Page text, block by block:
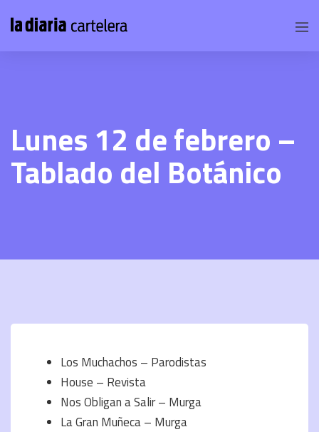
Lunes 12 de febrero –
Tablado del Botánico
Los Muchachos – Parodistas
House – Revista
Nos Obligan a Salir – Murga
La Gran Muñeca – Murga